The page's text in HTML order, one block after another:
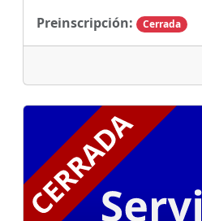
Preinscripción:
Cerrada